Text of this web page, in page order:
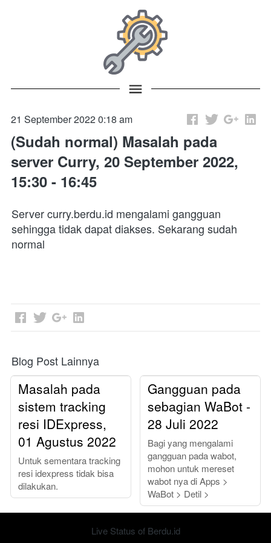
21 September 2022 0:18 am
(Sudah normal) Masalah pada
server Curry, 20 September 2022,
15:30 - 16:45
Server curry.berdu.id mengalami gangguan
sehingga tidak dapat diakses. Sekarang sudah
normal
Blog Post Lainnya
Masalah pada
sistem tracking
resi IDExpress,
01 Agustus 2022
Untuk sementara tracking
resi idexpress tidak bisa
dilakukan.
Gangguan pada
sebagian WaBot -
28 Juli 2022
Bagi yang mengalami
gangguan pada wabot,
mohon untuk mereset
wabot nya di Apps >
WaBot > Detil >
Live Status of Berdu.id